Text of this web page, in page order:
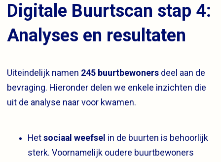
Digitale Buurtscan stap 4:
Analyses en resultaten
Uiteindelijk namen 245 buurtbewoners deel aan de
bevraging. Hieronder delen we enkele inzichten die
uit de analyse naar voor kwamen.
Het sociaal weefsel in de buurten is behoorlijk
sterk. Voornamelijk oudere buurtbewoners